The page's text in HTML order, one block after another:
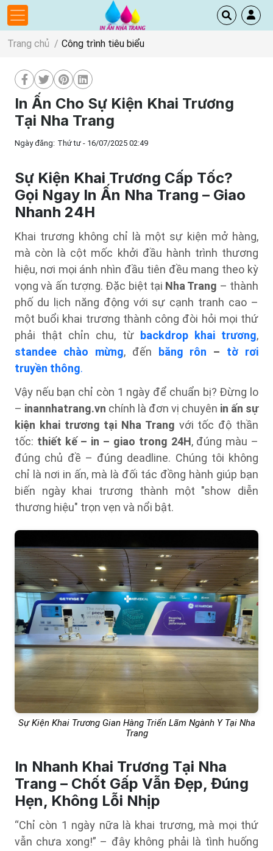
Trang chủ Công trình tiêu biểu
In Ấn Cho Sự Kiện Khai Trương
Tại Nha Trang
Ngày đăng: Thứ tư - 16/07/2025 02:49
Sự Kiện Khai Trương Cấp Tốc?
Gọi Ngay In Ấn Nha Trang – Giao
Nhanh 24H
Khai trương không chỉ là một sự kiện mở hàng,
mà còn là cột mốc khởi đầu hành trình thương
hiệu, nơi mọi ánh nhìn đầu tiên đều mang theo kỳ
vọng và ấn tượng. Đặc biệt tại Nha Trang – thành
phố du lịch năng động với sự cạnh tranh cao –
một buổi khai trương thành công đòi hỏi mọi thứ
phải thật chỉn chu, từ
backdrop khai trương,
standee chào mừng, đến băng rôn – tờ rơi
truyền thông.
Vậy nếu bạn chỉ còn 1 ngày để chuẩn bị? Đừng lo
– inannhatrang.vn chính là đơn vị chuyên in ấn sự
kiện khai trương tại Nha Trang với tốc độ thần
tốc: thiết kế – in – giao trong 24H, đúng màu –
đúng chủ đề – đúng deadline. Chúng tôi không
chỉ là nơi in ấn, mà là đối tác đồng hành giúp bạn
biến ngày khai trương thành một "show diễn
thương hiệu" trọn vẹn và nổi bật.
Sự Kiện Khai Trương Gian Hàng Triển Lãm Ngành Y Tại Nha
Trang
In Nhanh Khai Trương Tại Nha
Trang – Chốt Gấp Vẫn Đẹp, Đúng
Hẹn, Không Lỗi Nhịp
“Chỉ còn 1 ngày nữa là khai trương, mà mọi thứ
vẫn chưa xong!” – đây không phải là tình huống